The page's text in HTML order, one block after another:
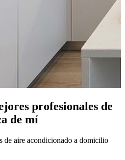
profesionales de
de mí
de aire acondicionado a domicilio